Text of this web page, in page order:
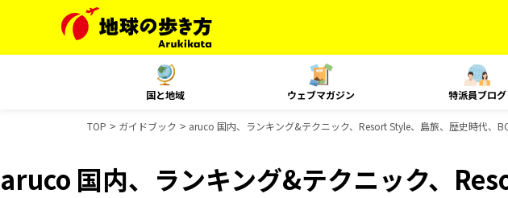
国と地域 ウェブマガジン 特派員ブログ
TOP ガイドブック aruco 国内、ランキング&テクニック、Resort Style、島旅、歴史時代、
aruco 国内、ランキング&テクニック、